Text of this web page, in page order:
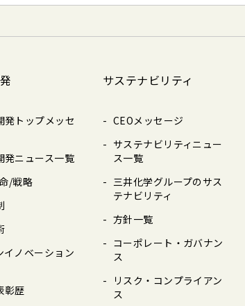
発トップメッセ
発ニュース⼀覧
/戦略
イノベーション
彰歴
サステナビリティ
CEOメッセージ
サステナビリティニュー
ス⼀覧
三井化学グループのサス
テナビリティ
⽅針⼀覧
コーポレート・ガバナン
ス
リスク・コンプライアン
ス